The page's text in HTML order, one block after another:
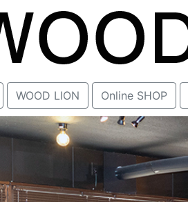
WOOD LION Online SHOP